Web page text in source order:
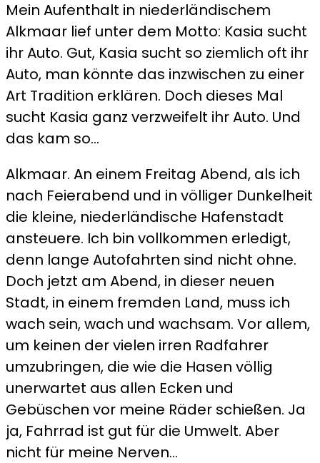
Mein Aufenthalt in niederländischem
Alkmaar lief unter dem Motto: Kasia sucht
ihr Auto. Gut, Kasia sucht so ziemlich oft ihr
Auto, man könnte das inzwischen zu einer
Art Tradition erklären. Doch dieses Mal
sucht Kasia ganz verzweifelt ihr Auto. Und
das kam so…
Alkmaar. An einem Freitag Abend, als ich
nach Feierabend und in völliger Dunkelheit
die kleine, niederländische Hafenstadt
ansteuere. Ich bin vollkommen erledigt,
denn lange Autofahrten sind nicht ohne.
Doch jetzt am Abend, in dieser neuen
Stadt, in einem fremden Land, muss ich
wach sein, wach und wachsam. Vor allem,
um keinen der vielen irren Radfahrer
umzubringen, die wie die Hasen völlig
unerwartet aus allen Ecken und
Gebüschen vor meine Räder schießen. Ja
ja, Fahrrad ist gut für die Umwelt. Aber
nicht für meine Nerven…